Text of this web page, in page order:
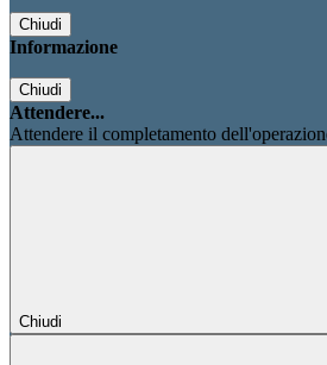
Chiudi
Informazione
Chiudi
Attendere...
Attendere il completamento
Chiudi